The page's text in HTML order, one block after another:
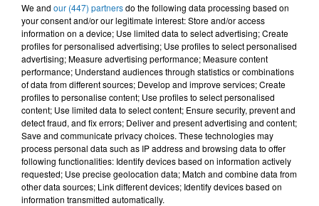
L'HOROSCOPE
Bélier Taureau Gémeaux
We and our (447) partnersdo the following data processing based on
your consent and/or our legitimate interest: Store and/or access
information on a device; Use limited data to select advertising; Create
profiles for personalised advertising; Use profiles to select personalised
advertising; Measure advertising performance; Measure content
performance; Understand audiences through statistics or combinations
of data from different sources; Develop and improve services; Create
profiles to personalise content; Use profiles to select personalised
content; Use limited data to select content; Ensure security, prevent and
detect fraud, and fix errors; Deliver and present advertising and content;
Save and communicate privacy choices. These technologies may
process personal data such as IP address and browsing data to offer
following functionalities: Identify devices based on information actively
requested; Use precise geolocation data; Match and combine data from
other data sources; Link different devices; Identify devices based on
information transmitted automatically.